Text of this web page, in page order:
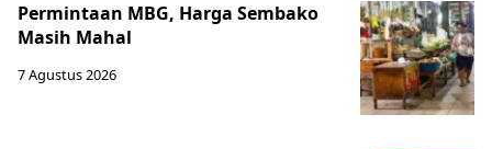
Permintaan MBG, Harga Sembako
Masih Mahal
7 Agustus 2026